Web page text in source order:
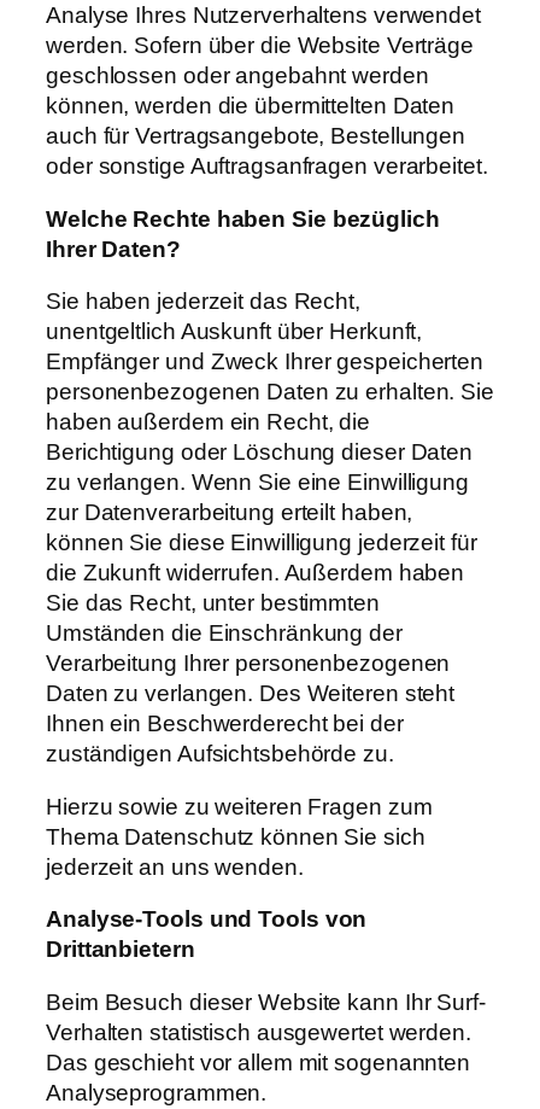
Analyse Ihres Nutzerverhaltens verwendet
werden. Sofern über die Website Verträge
geschlossen oder angebahnt werden
können, werden die übermittelten Daten
auch für Vertragsangebote, Bestellungen
oder sonstige Auftragsanfragen verarbeitet.
Welche Rechte habenSie bezüglich
IhrerDaten?
Sie haben jederzeit das Recht,
unentgeltlich Auskunft über Herkunft,
Empfänger und Zweck Ihrer gespeicherten
personenbezogenen Daten zu erhalten. Sie
haben außerdem ein Recht, die
Berichtigung oder Löschung dieser Daten
zu verlangen. Wenn Sie eine Einwilligung
zur Datenverarbeitung erteilt haben,
können Sie diese Einwilligung jederzeit für
die Zukunft widerrufen. Außerdem haben
Sie das Recht, unter bestimmten
Umständen die Einschränkung der
Verarbeitung Ihrer personenbezogenen
Daten zu verlangen. Des Weiteren steht
Ihnen ein Beschwerderecht bei der
zuständigen Aufsichtsbehörde zu.
Hierzu sowie zu weiteren Fragen zum
Thema Datenschutz können Sie sich
jederzeit an uns wenden.
Analyse-Tools und Tools von
Drittanbietern
Beim Besuch dieser Website kann Ihr Surf-
Verhalten statistisch ausgewertet werden.
Das geschieht vor allem mit sogenannten
Analyseprogrammen.